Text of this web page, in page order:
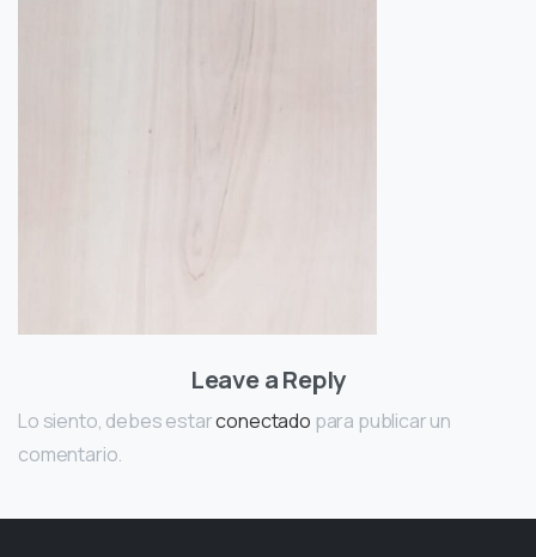
Leave a Reply
Lo siento, debes estarconectado para publicar un
comentario.